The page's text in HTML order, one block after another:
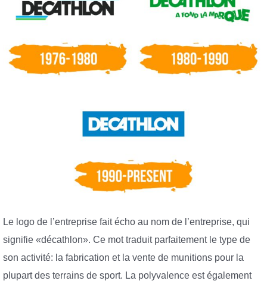
Le logo de l’entreprise fait écho au nom de l’entreprise, qui
signifie «décathlon». Ce mot traduit parfaitement le type de
son activité: la fabrication et la vente de munitions pour la
plupart des terrains de sport. La polyvalence est également